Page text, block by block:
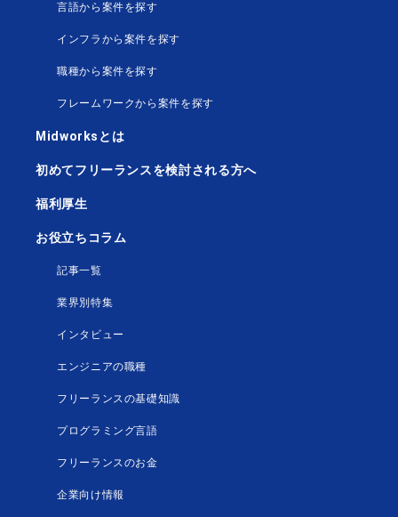
言語から案件を探す
インフラから案件を探す
職種から案件を探す
フレームワークから案件を探す
Midworksとは
初めてフリーランスを検討される方へ
福利厚生
お役立ちコラム
記事一覧
業界別特集
インタビュー
エンジニアの職種
フリーランスの基礎知識
プログラミング言語
フリーランスのお金
企業向け情報